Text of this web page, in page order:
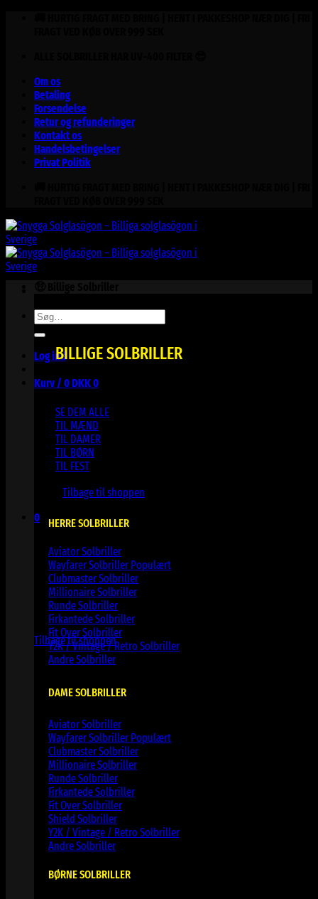
Om os
Betaling
Forsendelse
Retur og refunderinger
Kontakt os
Handelsbetingelser
Privat Politik
Søg
efter:
Log ind
Kurv / 0DKK0
Ingen varer i kurven.
Tilbage til shoppen
0
Kurv
Ingen varer i kurven.
Tilbage til shoppen
BILLIGE SOLBRILLER
SE DEM ALLE
TIL MÆND
TIL DAMER
TIL BØRN
TIL FEST
HERRE SOLBRILLER
Aviator Solbriller
Wayfarer Solbriller
Clubmaster Solbriller
Millionaire Solbriller
Runde Solbriller
Firkantede Solbriller
Fit Over Solbriller
Y2K / Vintage / Retro Solbriller
Andre Solbriller
DAME SOLBRILLER
Aviator Solbriller
Wayfarer Solbriller
Clubmaster Solbriller
Millionaire Solbriller
Runde Solbriller
Firkantede Solbriller
Fit Over Solbriller
Shield Solbriller
Y2K / Vintage / Retro Solbriller
Andre Solbriller
BØRNE SOLBRILLER